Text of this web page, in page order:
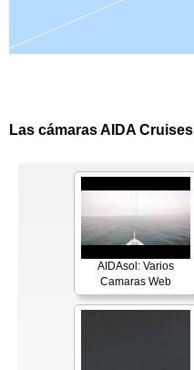
Las cámaras AIDA
AIDAsol: Varios
Camaras Web